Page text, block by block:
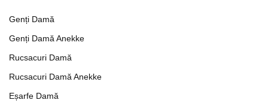
Genți Damă
Genți Damă Anekke
Rucsacuri Damă
Rucsacuri Damă Anekke
Eșarfe Damă